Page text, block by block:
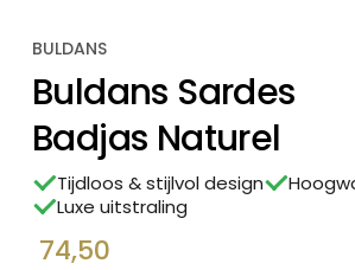
BULDANS
Buldans Sardes
Badjas Naturel
Tijdloos & stijlvol design
Luxe uitstraling
74,50